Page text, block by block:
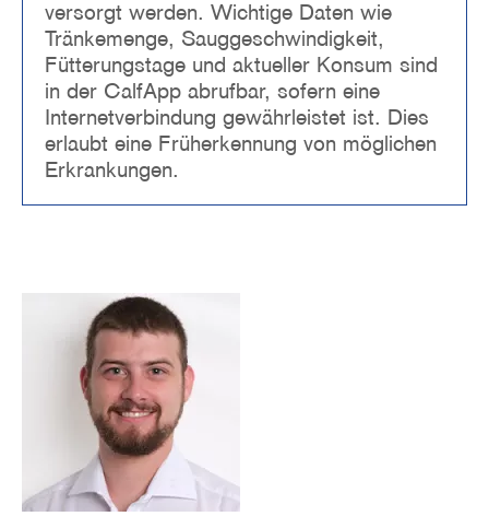
versorgt werden. Wichtige Daten wie
Tränkemenge, Sauggeschwindigkeit,
Fütterungstage und aktueller Konsum sind
in der CalfApp abrufbar, sofern eine
Internetverbindung gewährleistet ist. Dies
erlaubt eine Früherkennung von möglichen
Erkrankungen.